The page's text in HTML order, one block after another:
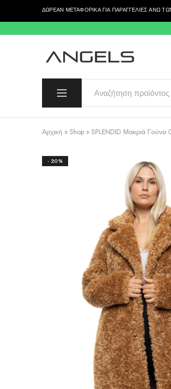
περιεχόμενοΔΩΡΕΑΝ ΜΕΤΑΦΟΡΙΚΑ ΓΙΑ ΠΑΡΑΓΓΕΛΙΕΣ ΑΝΩ
Angels
Greek
Quality
Αρχική » Shop » SPLENDID Μακριά Γούνα
- 20%